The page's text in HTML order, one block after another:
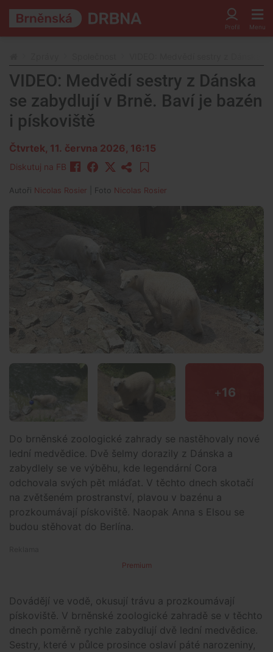
VIDEO: Medvědí sestry z Dánska
se zabydlují v Brně. Baví je bazén
i pískoviště
Čtvrtek, 11. června 2026, 16:15
Diskutuj na FB
Autoři Nicolas Rosier | Foto Nicolas Rosier
+16
Do brněnské zoologické zahrady se nastěhovaly nové
lední medvědice. Dvě šelmy dorazily z Dánska a
zabydlely se ve výběhu, kde legendární Cora
odchovala svých pět mláďat. V těchto dnech skotačí
na zvětšeném prostranství, plavou v bazénu a
prozkoumávají pískoviště. Naopak Anna s Elsou se
budou stěhovat do Berlína.
Premium
Dovádějí ve vodě, okusují trávu a prozkoumávají
pískoviště. V brněnské zoologické zahradě se v těchto
dnech poměrně rychle zabydlují dvě lední medvědice.
Sestry, které v půlce prosince oslaví páté narozeniny,